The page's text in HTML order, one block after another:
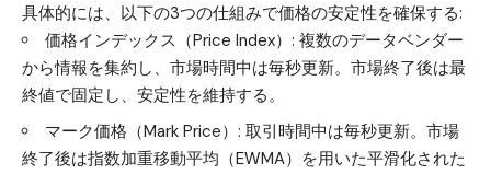
具体的には、以下の3つの仕組みで価格の安定性を確保する:
価格インデックス（Price Index）: 複数のデータベンダー
から情報を集約し、市場時間中は毎秒更新。市場終了後は最
終値で固定し、安定性を維持する。
マーク価格（Mark Price）: 取引時間中は毎秒更新。市場
終了後は指数加重移動平均（EWMA）を用いた平滑化された